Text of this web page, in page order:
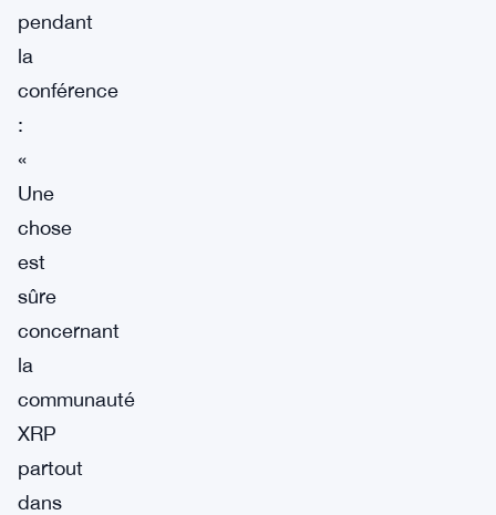
pendant
la
conférence
:
«
Une
chose
est
sûre
concernant
la
communauté
XRP
partout
dans